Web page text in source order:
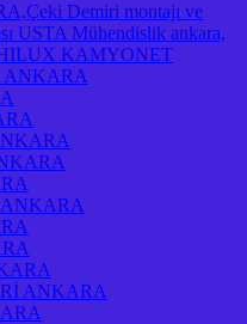
Demiri montajı ve
USTA Mühendislik ankara,
KAMYONET
ANKARA
ANKARA